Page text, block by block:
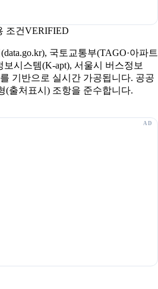
조건VERIFIED
국토교통부(TAGO·아파트
시스템(K-apt), 서울시 버스정보
기반으로 실시간 가공됩니다. 공공
(출처표시) 조항을 준수합니다.